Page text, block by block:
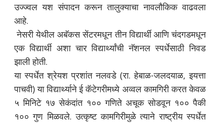
उज्ज्वल यश संपादन करून तालुक्याचा नावलौकिक वाढवला
आहे.
नेसरी येथील अबॅकस सेंटरमधून तीन विद्यार्थी आणि चंदगडमधून
एक विद्यार्थी अशा चार विद्यार्थ्यांची नॅशनल स्पर्धेसाठी निवड
झाली होती.
या स्पर्धेत श्रेयश प्रशांत नलवडे (रा. हेबाळ-जलदयाळ, इयत्ता
पाचवी) या विद्यार्थ्याने ई कॅटेगरीमध्ये अव्वल कामगिरी करत केवळ
५ मिनिटे १७ सेकंदांत १०० गणिते अचूक सोडवून १०० पैकी
१०० गुण मिळवले. उत्कृष्ट कामगिरीमुळे त्याने राष्ट्रीय स्पर्धेत